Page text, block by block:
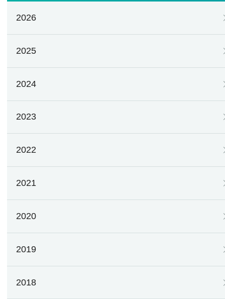
2026
2025
2024
2023
2022
2021
2020
2019
2018